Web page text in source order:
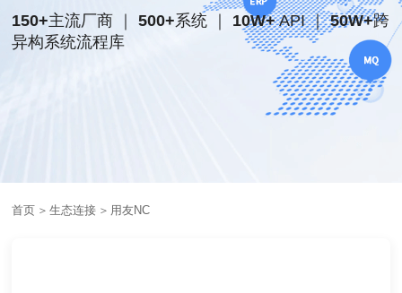
150+主流厂商 ｜500+系统 ｜ 10W+API ｜50W+跨
异构系统流程库
首页 ＞ 生态连接 ＞ 用友NC